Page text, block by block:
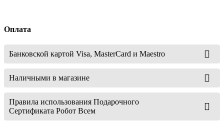
Оплата
Банковской картой Visa, MasterCard и Maestro
Наличными в магазине
Правила использования Подарочного
Сертификата Робот Всем